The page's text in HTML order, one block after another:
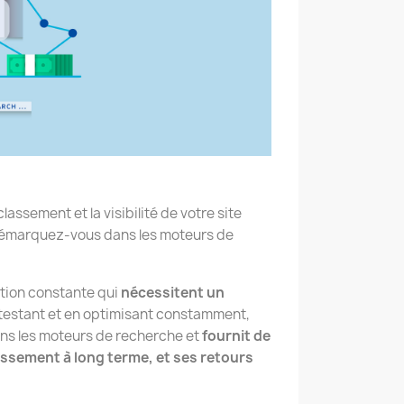
et la visibilité de votre site
vous dans les moteurs de
constante qui nécessitent un
et en optimisant constamment,
les moteurs de recherche etfournit de
à long terme, et ses retours